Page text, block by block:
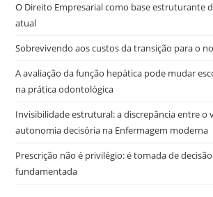
O Direito Empresarial como base estruturante
atual
Sobrevivendo aos custos da transição para o
A avaliação da função hepática pode mudar
na prática odontológica
Invisibilidade estrutural: a discrepância entre o
autonomia decisória na Enfermagem moderna
Prescrição não é privilégio: é tomada de
fundamentada